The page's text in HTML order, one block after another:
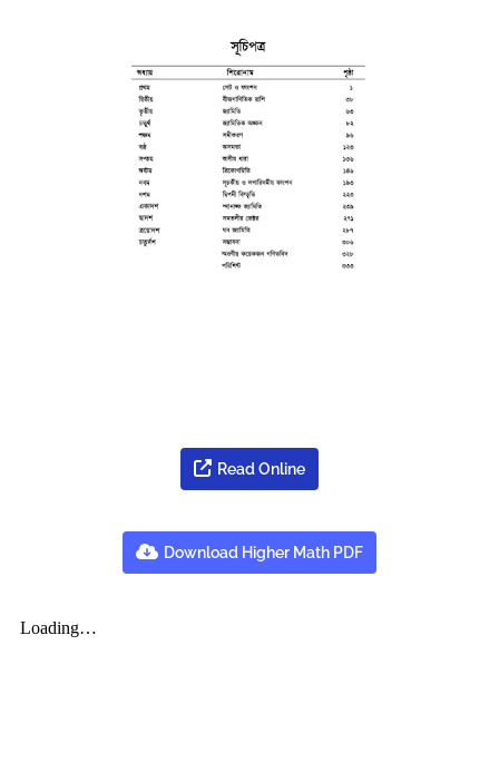
Read Online
Download Higher Math PDF